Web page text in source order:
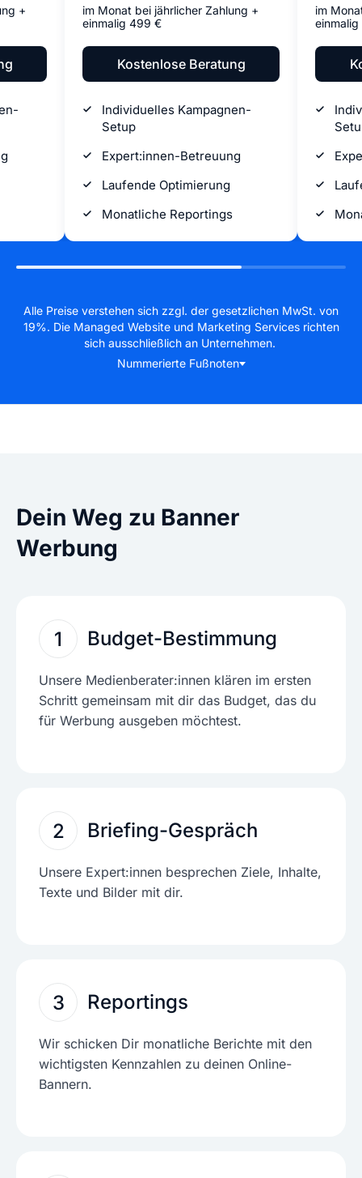
+
im Monat bei jährlicher Zahlung +
einmalig 499 €
Kostenlose Beratung
Individuelles Kampagnen-
Setup
Expert:innen-Betreuung
Laufende Optimierung
Monatliche Reportings
im
Alle Preise verstehen sich zzgl. der gesetzlichen MwSt. von
19%. Die Managed Website und Marketing Services richten
sich ausschließlich an Unternehmen.
Nummerierte Fußnoten
Dein Weg zu Banner
Werbung
1 Budget-Bestimmung
Unsere Medienberater:innen klären im ersten
Schritt gemeinsam mit dir das Budget, das du
für Werbung ausgeben möchtest.
2 Briefing-Gespräch
Unsere Expert:innen besprechen Ziele, Inhalte,
Texte und Bilder mit dir.
3 Reportings
Wir schicken Dir monatliche Berichte mit den
wichtigsten Kennzahlen zu deinen Online-
Bannern.